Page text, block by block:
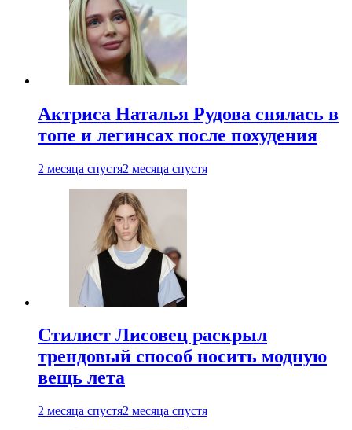
Актриса Наталья Рудова снялась в
топе и легинсах после похудения
2 месяца спустя2 месяца спустя
Стилист Лисовец раскрыл
трендовый способ носить модную
вещь лета
2 месяца спустя2 месяца спустя